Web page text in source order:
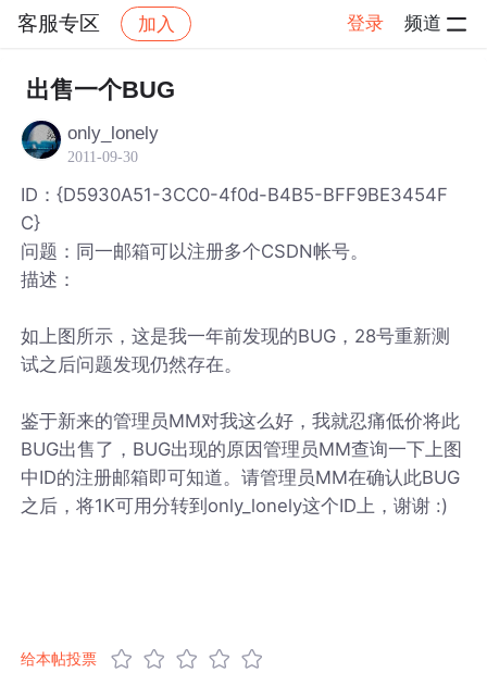
客服专区 加入 登录 频道
社区 客服专区
出售一个BUG
only_lonely
2011-09-30
ID：{D5930A51-3CC0-4f0d-B4B5-BFF9BE3454F
C}
问题：同一邮箱可以注册多个CSDN帐号。
描述：
如上图所示，这是我一年前发现的BUG，28号重新测
试之后问题发现仍然存在。
鉴于新来的管理员MM对我这么好，我就忍痛低价将此
BUG出售了，BUG出现的原因管理员MM查询一下上图
中ID的注册邮箱即可知道。请管理员MM在确认此BUG
之后，将1K可用分转到only_lonely这个ID上，谢谢 :)
给本帖投票